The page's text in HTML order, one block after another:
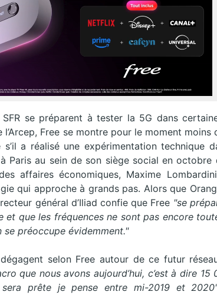
se préparent à tester la 5G dans
Free se montre pour le moment moins
a réalisé une expérimentation technique
Paris au sein de son siège social en octobre
affaires économiques, Maxime
qui approche à grands pas. Alors que
général d’Iliad confie que Free "se
et que les fréquences ne sont pas encore
préoccupe évidemment."
selon Free autour de ce futur
que nous avons aujourd’hui, c’est à dire
prête je pense entre mi-2019 et